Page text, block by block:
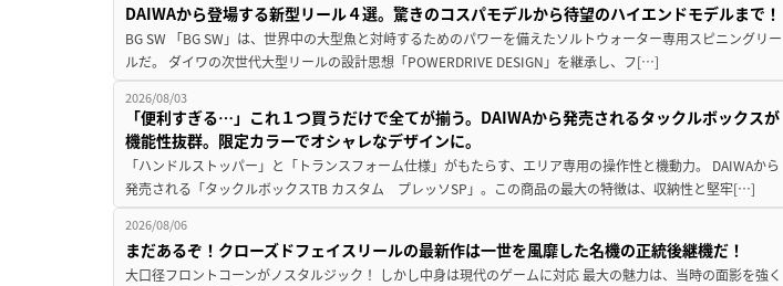
DAIWAから登場する新型リール４選。驚きのコスパモデルから待望のハイエンドモデルまで！
BG SW 「BG SW」は、世界中の大型魚と対峙するためのパワーを備えたソルトウォーター専用スピニングリー
ルだ。 ダイワの次世代大型リールの設計思想「POWERDRIVE DESIGN」を継承し、フ[…]
2026/08/03
「便利すぎる…」これ１つ買うだけで全てが揃う。DAIWAから発売されるタックルボックスが
機能性抜群。限定カラーでオシャレなデザインに。
「ハンドルストッパー」と「トランスフォーム仕様」がもたらす、エリア専用の操作性と機動力。 DAIWAから
発売される「タックルボックスTB カスタム プレッソSP」。この商品の最大の特徴は、収納性と堅牢[…]
2026/08/06
まだあるぞ！クローズドフェイスリールの最新作は一世を風靡した名機の正統後継機だ！
大口径フロントコーンがノスタルジック！ しかし中身は現代のゲームに対応 最大の魅力は、当時の面影を強く